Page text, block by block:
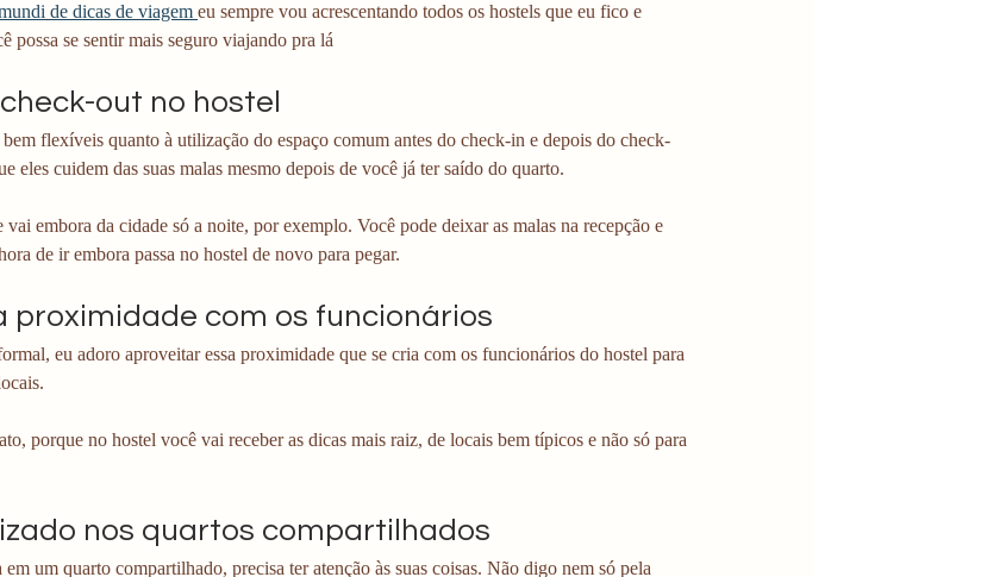
de dicas de viagem eu sempre vou acrescentando todos os hostels que eu fico e
possa se sentir mais seguro viajando pra lá
out no hostel
flexíveis quanto à utilização do espaço comum antes do check-in e depois do check-
eles cuidem das suas malas mesmo depois de você já ter saído do quarto.
vai embora da cidade só a noite, por exemplo. Você pode deixar as malas na recepção e
de ir embora passa no hostel de novo para pegar.
proximidade com os funcionários
eu adoro aproveitar essa proximidade que se cria com os funcionários do hostel para
porque no hostel você vai receber as dicas mais raiz, de locais bem típicos e não só para
nos quartos compartilhados
um quarto compartilhado, precisa ter atenção às suas coisas. Não digo nem só pela